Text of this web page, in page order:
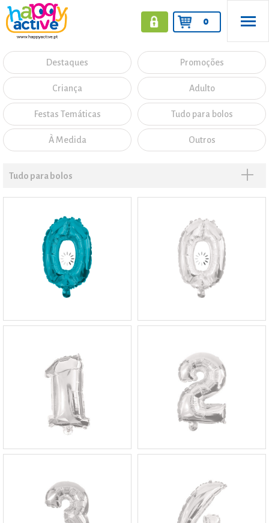
0
Destaques Promoções
Criança Adulto
Festas Temáticas Tudo para bolos
À Medida Outros
Tudo para bolos